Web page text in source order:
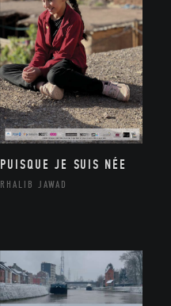
PUISQUE JE SUIS NÉE
RHALIB JAWAD